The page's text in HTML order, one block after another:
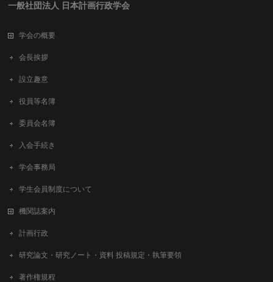
一般社団法人 日本計画行政学会
学会の概要
会長挨拶
設立趣意
役員等名簿
委員会名簿
入会手続き
学会事務局
学生会員制度について
機関誌案内
計画行政
研究論文・研究ノート・資料 投稿規定・執筆要領
著作権規程